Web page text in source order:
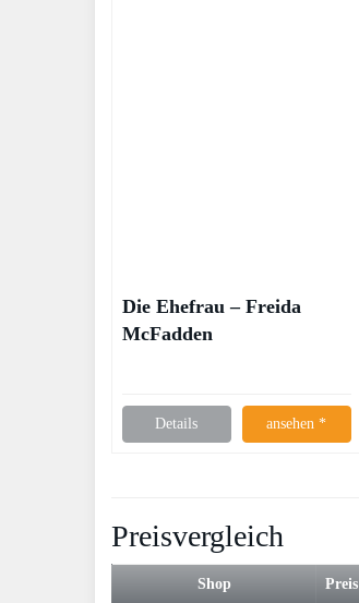
Die Ehefrau – Freida
McFadden
Details ansehen *
Preisvergleich
Shop Preis